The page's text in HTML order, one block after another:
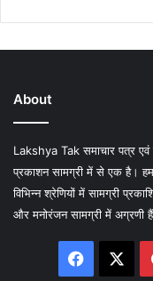
About
Lakshya Tak समाचार पत्र एवं
प्रकाशन सामग्री में से एक है।
विभिन्न श्रेणियों में सामग्री
और मनोरंजन सामग्री में अग्रणी